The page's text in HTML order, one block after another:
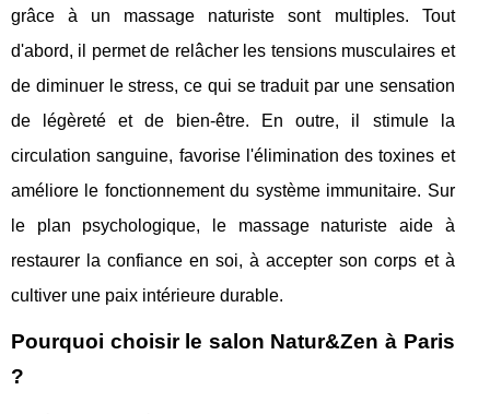
grâce à un massage naturiste sont multiples. Tout
d'abord, il permet de relâcher les tensions musculaires et
de diminuer le stress, ce qui se traduit par une sensation
de légèreté et de bien-être. En outre, il stimule la
circulation sanguine, favorise l'élimination des toxines et
améliore le fonctionnement du système immunitaire. Sur
le plan psychologique, le massage naturiste aide à
restaurer la confiance en soi, à accepter son corps et à
cultiver une paix intérieure durable.
Pourquoi choisir le salon Natur&Zen à Paris
?